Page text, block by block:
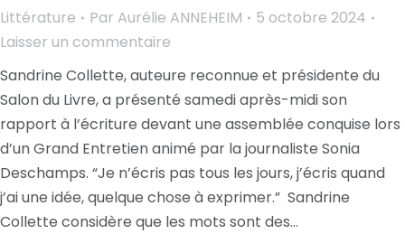
Littérature Par Aurélie ANNEHEIM
5 octobre 2024
Laisser un commentaire
Sandrine Collette, auteure reconnue et présidente du
Salon du Livre, a présenté samedi après-midi son
rapport à l’écriture devant une assemblée conquise lors
d’un Grand Entretien animé par la journaliste Sonia
Deschamps. “Je n’écris pas tous les jours, j’écris quand
j’ai une idée, quelque chose à exprimer.” Sandrine
Collette considère que les mots sont des…